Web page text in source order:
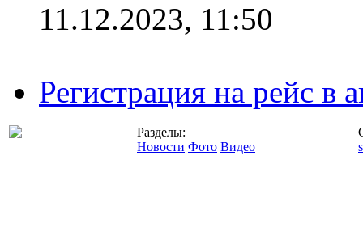
11.12.2023, 11:50
Регистрация на рейс в
Разделы:
Новости Фото Видео